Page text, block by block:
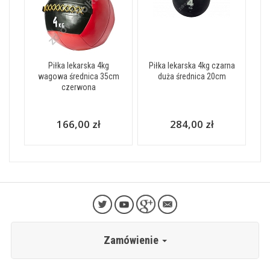
Piłka lekarska 4kg
wagowa średnica 35cm
czerwona
166,00 zł
Piłka lekarska 4kg czarna
duża średnica 20cm
284,00 zł
Zamówienie